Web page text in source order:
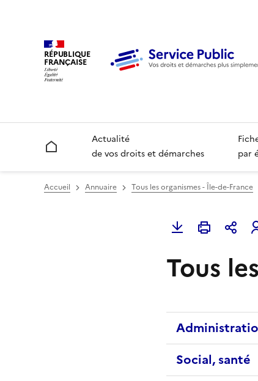
RÉPUBLIQUE
FRANÇAISE
Accueil
Actualité
de vos droits et démarches
par
Accueil Annuaire Tous les organismes - Île-de-France
Tous
Social, santé